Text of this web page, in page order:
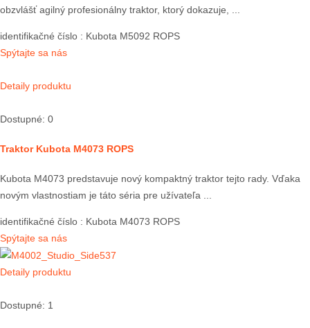
obzvlášť agilný profesionálny traktor, ktorý dokazuje, ...
identifikačné číslo : Kubota M5092 ROPS
Spýtajte sa nás
Detaily produktu
Dostupné: 0
Traktor Kubota M4073 ROPS
Kubota M4073 predstavuje nový kompaktný traktor tejto rady. Vďaka
novým vlastnostiam je táto séria pre užívateľa ...
identifikačné číslo : Kubota M4073 ROPS
Spýtajte sa nás
Detaily produktu
Dostupné: 1